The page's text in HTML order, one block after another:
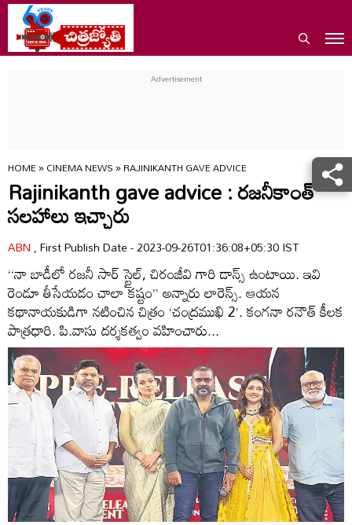
HOME»CINEMA NEWS»RAJINIKANTH GAVE ADVICE
Rajinikanth gave advice : రజనీకాంత్‌
సలహాలు ఇచ్చారు
ABN, First Publish Date - 2023-09-26T01:36:08+05:30 IST
‘‘నా బాడీలో రజనీ సార్‌ స్టైల్‌, చిరంజీవి గారి డాన్స్‌ ఉంటాయి. ఇవి
రెండూ తీసేయడం చాలా కష్టం’’ అన్నారు లారెన్స్‌. ఆయన
కథానాయకుడిగా నటించిన చిత్రం ‘చంద్రముఖి 2’. కంగనా రనౌత్‌ కీలక
పాత్రధారి. పి.వాసు దర్శకత్వం వహించారు...